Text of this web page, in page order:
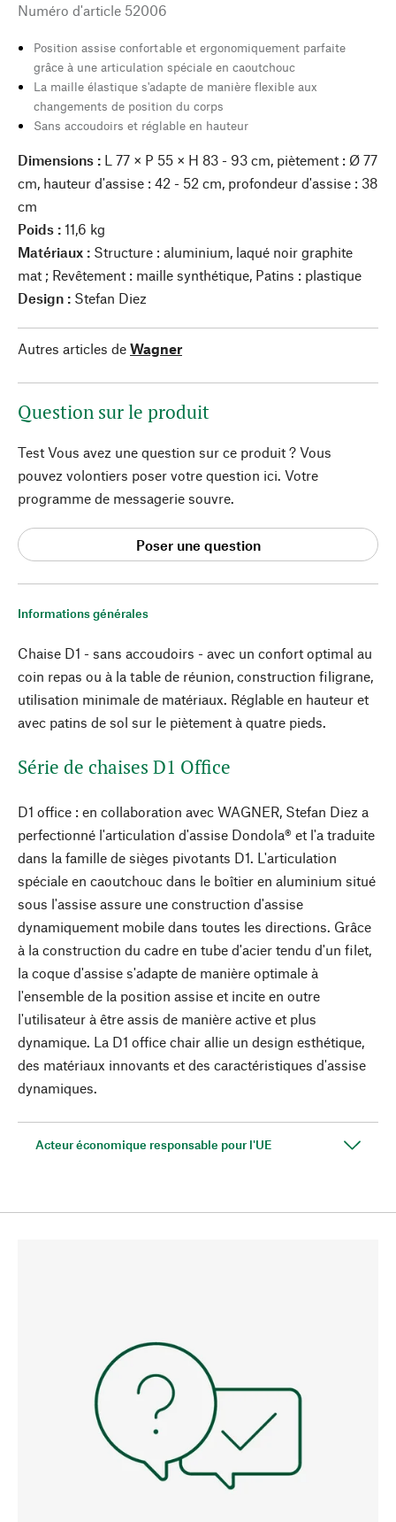
Informations générales
Chaise D1 - sans accoudoirs - avec un confort optimal au
coin repas ou à la table de réunion, construction filigrane,
utilisation minimale de matériaux. Réglable en hauteur et
avec patins de sol sur le piètement à quatre pieds.
Série de chaises D1 Office
D1 office : en collaboration avec WAGNER, Stefan Diez a
perfectionné l'articulation d'assise Dondola® et l'a traduite
dans la famille de sièges pivotants D1. L'articulation
spéciale en caoutchouc dans le boîtier en aluminium situé
sous l'assise assure une construction d'assise
dynamiquement mobile dans toutes les directions. Grâce
à la construction du cadre en tube d'acier tendu d'un filet,
la coque d'assise s'adapte de manière optimale à
l'ensemble de la position assise et incite en outre
l'utilisateur à être assis de manière active et plus
dynamique. La D1 office chair allie un design esthétique,
des matériaux innovants et des caractéristiques d'assise
dynamiques.
Acteur économique responsable pour l'UE
Numéro d'article 52006
Position assise confortable et ergonomiquement parfaite
grâce à une articulation spéciale en caoutchouc
La maille élastique s'adapte de manière flexible aux
changements de position du corps
Sans accoudoirs et réglable en hauteur
Dimensions : L 77 × P 55 × H 83 - 93 cm, piètement : Ø 77
cm, hauteur d'assise : 42 - 52 cm, profondeur d'assise : 38
cm
Poids : 11,6 kg
Matériaux : Structure : aluminium, laqué noir graphite
mat ; Revêtement : maille synthétique, Patins : plastique
Design : Stefan Diez
Autres articles de Wagner
Question sur le produit
Test Vous avez une question sur ce produit ? Vous
pouvez volontiers poser votre question ici. Votre
programme de messagerie souvre.
Poser une question